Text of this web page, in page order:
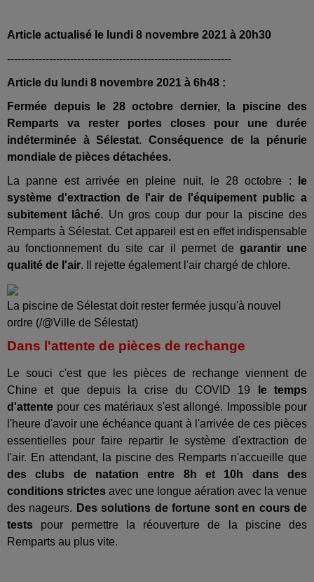
Article actualisé le lundi 8 novembre 2021 à 20h30
----------------------------------------------------------------
Article du lundi 8 novembre 2021 à 6h48 :
Fermée depuis le 28 octobre dernier, la piscine des
Remparts va rester portes closes pour une durée
indéterminée à Sélestat. Conséquence de la pénurie
mondiale de pièces détachées.
La panne est arrivée en pleine nuit, le 28 octobre :
le
système d'extraction de l'air de l'équipement public a
subitement lâché. Un gros coup dur pour la piscine des
Remparts à Sélestat. Cet appareil est en effet indispensable
au fonctionnement du site car il permet de garantir une
qualité de l'air. Il rejette également l'air chargé de chlore.
La piscine de Sélestat doit rester fermée jusqu'à nouvel
ordre (/@Ville de Sélestat)
Dans l'attente de pièces de rechange
Le souci c'est que les pièces de rechange viennent de
Chine et que depuis la crise du COVID 19
le temps
d'attente pour ces matériaux s'est allongé. Impossible pour
l'heure d'avoir une échéance quant à l'arrivée de ces pièces
essentielles pour faire repartir le système d'extraction de
l'air. En attendant, la piscine des Remparts n'accueille que
des clubs de natation entre 8h et 10h dans des
conditions strictes avec une longue aération avec la venue
des nageurs. Des solutions de fortune sont en cours de
tests pour permettre la réouverture de la piscine des
Remparts au plus vite.